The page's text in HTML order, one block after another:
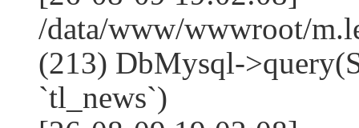
/data/www/wwwroot/
(213) DbMysql-
`tl_news`)